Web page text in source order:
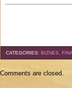
CATEGORIES: BIZNES,
Comments are closed.